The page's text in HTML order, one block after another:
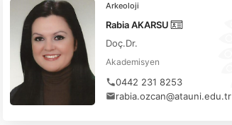
Arkeoloji
Rabia AKARSU
Doç.Dr.
Akademisyen
0442 231 8253
rabia.ozcan@atauni.edu.tr